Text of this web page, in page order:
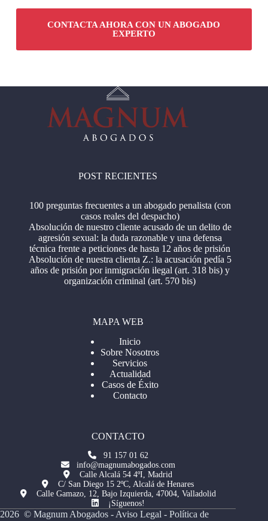
CONTACTA AHORA CON UN ABOGADO
EXPERTO
POST RECIENTES
100 preguntas frecuentes a un abogado penalista (con
casos reales del despacho)
Absolución de nuestro cliente acusado de un delito de
agresión sexual: la duda razonable y una defensa
técnica frente a peticiones de hasta 12 años de prisión
Absolución de nuestra clienta Z.: la acusación pedía 5
años de prisión por inmigración ilegal (art. 318 bis) y
organización criminal (art. 570 bis)
MAPA WEB
Inicio
Sobre Nosotros
Servicios
Actualidad
Casos de Éxito
Contacto
CONTACTO
91 157 01 62
info@magnumabogados.com
Calle Alcalá 54 4ºI, Madrid
C/ San Diego 15 2ºC, Alcalá de Henares
Calle Gamazo, 12, Bajo Izquierda, 47004, Valladolid
¡Síguenos!
2026 © Magnum Abogados - Aviso Legal - Política de